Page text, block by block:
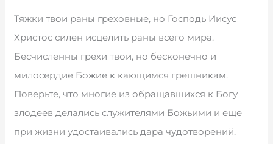
Тяжки твои раны греховные, но Господь Иисус
Христос силен исцелить раны всего мира.
Бесчисленны грехи твои, но бесконечно и
милосердие Божие к кающимся грешникам.
Поверьте, что многие из обращавшихся к Богу
злодеев делались служителями Божьими и еще
при жизни удостаивались дара чудотворений.